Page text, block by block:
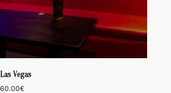
Las Vegas
60.00€